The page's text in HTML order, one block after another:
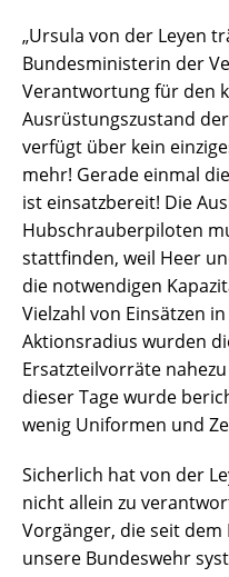
„Ursula von der Leyen
Bundesministerin der
Verantwortung für den
Ausrüstungszustand
verfügt über kein
mehr! Gerade einmal
ist einsatzbereit! Die
Hubschrauberpiloten
stattfinden, weil Heer
die notwendigen
Vielzahl von Einsätzen
Aktionsradius wurden
Ersatzteilvorräte
dieser Tage wurde
wenig Uniformen und
Sicherlich hat von der
nicht allein zu
Vorgänger, die seit dem
unsere Bundeswehr